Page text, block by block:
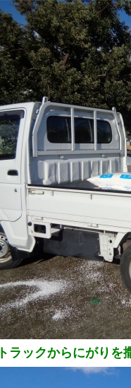
トラックからにがりを